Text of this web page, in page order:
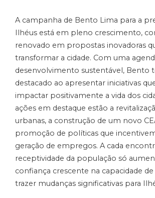
A campanha de Bento Lima para a
Ilhéus está em pleno crescimento,
renovado em propostas inovadoras
transformar a cidade. Com uma
desenvolvimento sustentável, Bento
destacado ao apresentar iniciativas
impactar positivamente a vida dos
ações em destaque estão a
urbanas, a construção de um novo
promoção de políticas que
geração de empregos. A cada
receptividade da população só
confiança crescente na capacidade
trazer mudanças significativas para